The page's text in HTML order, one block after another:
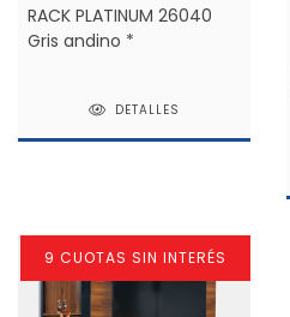
RACK PLATINUM 26040
Gris andino *
DETALLES
9 CUOTAS SIN INTERÉS